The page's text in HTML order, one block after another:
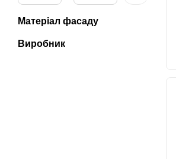
Матеріал фасаду
Виробник